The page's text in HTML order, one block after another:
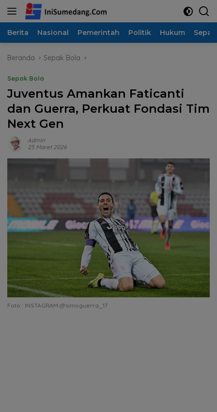
Langsung
Berita Nasional Pemerintah Politik Hukum
Beranda Sepak Bola
Sepak Bola
Juventus Amankan Faticanti
dan Guerra, Perkuat Fondasi Tim
Next Gen
Admin
25 Maret 2026
Foto : INSTAGRAM @simoguerra_17